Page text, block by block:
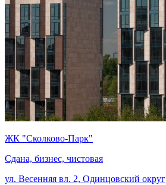
ЖК "Сколково-Парк"
Сдана, бизнес, чистовая
ул. Весенняя вл. 2, Одинцовский округ